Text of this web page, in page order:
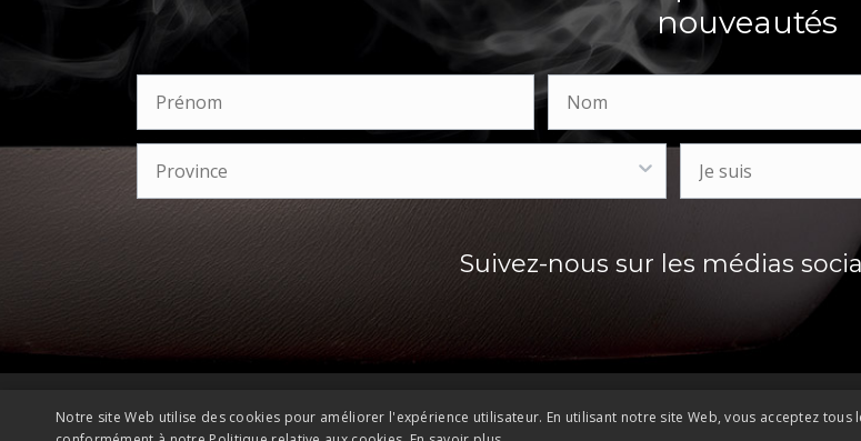
nouveautés
Suivez-nous sur les médias
Notre site Web utilise des cookies pour améliorer l'expérience utilisateur. En utilisant notre site Web, vous acceptez tous